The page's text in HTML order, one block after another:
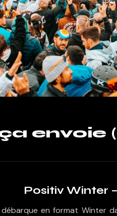
envoie
Positiv Winter
débarque en format Winter